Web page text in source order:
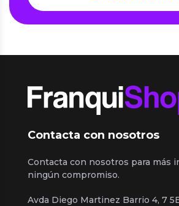
Contacta con nosotros
Contacta con nosotros para más
ningún compromiso.
Avda Diego Martinez Barrio 4, 7